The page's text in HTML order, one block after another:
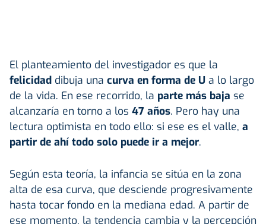
El planteamiento del investigador es que la
felicidad dibuja una curva en forma de U a lo largo
de la vida. En ese recorrido, la parte más baja se
alcanzaría en torno a los 47 años. Pero hay una
lectura optimista en todo ello: si ese es el valle, a
partir de ahí todo solo puede ir a mejor.
Según esta teoría, la infancia se sitúa en la zona
alta de esa curva, que desciende progresivamente
hasta tocar fondo en la mediana edad. A partir de
ese momento, la tendencia cambia y la percepción